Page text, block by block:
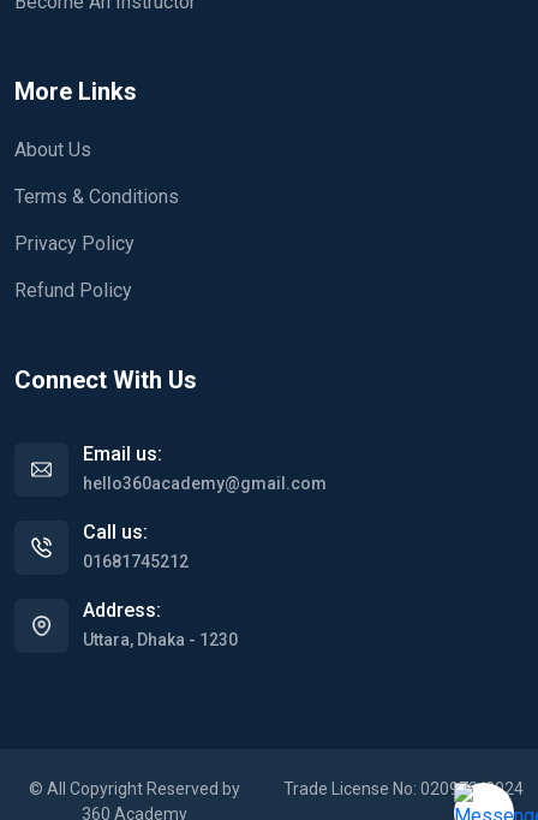
More Links
About Us
Terms & Conditions
Privacy Policy
Refund Policy
Connect With Us
Email us:
hello360academy@gmail.com
Call us:
01681745212
Address:
Uttara, Dhaka - 1230
© All Copyright Reserved by
360 Academy
Trade License No: 020973/2024